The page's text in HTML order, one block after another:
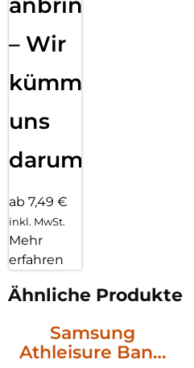
anbringen
– Wir
kümmern
uns
darum!
ab 7,49 €
inkl. MwSt.
Mehr
erfahren
Ähnliche Produkte
Samsung
Athleisure Band